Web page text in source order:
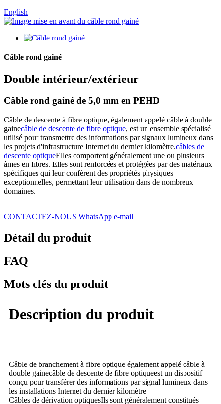
English
Câble rond gainé
Double intérieur/extérieur
Câble rond gainé de 5,0 mm en PEHD
Câble de descente à fibre optique, également appelé câble à double
gainecâble de descente de fibre optique, est un ensemble spécialisé
utilisé pour transmettre des informations par signaux lumineux dans
les projets d'infrastructure Internet du dernier kilomètre.câbles de
descente optiqueElles comportent généralement une ou plusieurs
âmes en fibres. Elles sont renforcées et protégées par des matériaux
spécifiques qui leur confèrent des propriétés physiques
exceptionnelles, permettant leur utilisation dans de nombreux
domaines.
CONTACTEZ-NOUS WhatsApp e-mail
Détail du produit
FAQ
Mots clés du produit
Description du produit
Câble de branchement à fibre optique également appelé câble à
double gainecâble de descente de fibre optiqueest un dispositif
conçu pour transférer des informations par signal lumineux dans
les installations Internet du dernier kilomètre.
Câbles de dérivation optiquesIls sont généralement constitués